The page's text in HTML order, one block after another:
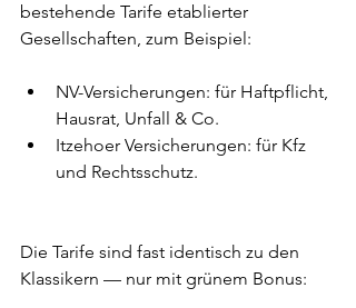
bestehende Tarife etablierter
Gesellschaften, zum Beispiel:
NV-Versicherungen: für Haftpflicht,
Hausrat, Unfall & Co.
Itzehoer Versicherungen: für Kfz
und Rechtsschutz.
Die Tarife sind fast identisch zu den
Klassikern — nur mit grünem Bonus: